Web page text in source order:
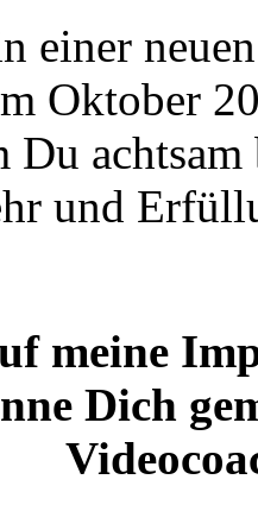
einer
Oktober
Du
und
meine
Dich